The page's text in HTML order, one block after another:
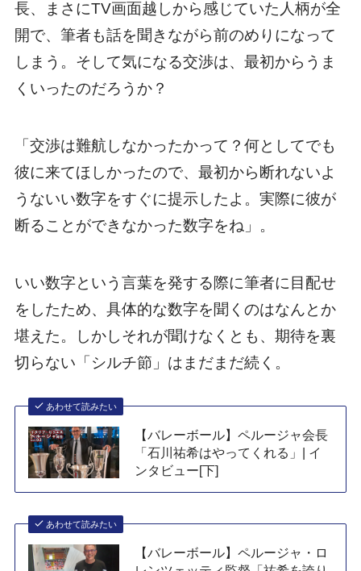
長、まさにTV画面越しから感じていた人柄が全
開で、筆者も話を聞きながら前のめりになって
しまう。そして気になる交渉は、最初からうま
くいったのだろうか？
「交渉は難航しなかったかって？何としてでも
彼に来てほしかったので、最初から断れないよ
うないい数字をすぐに提示したよ。実際に彼が
断ることができなかった数字をね」。
いい数字という言葉を発する際に筆者に目配せ
をしたため、具体的な数字を聞くのはなんとか
堪えた。しかしそれが聞けなくとも、期待を裏
切らない「シルチ節」はまだまだ続く。
あわせて読みたい
【バレーボール】ペルージャ会長
「石川祐希はやってくれる」| イ
ンタビュー[下]
あわせて読みたい
【バレーボール】ペルージャ・ロ